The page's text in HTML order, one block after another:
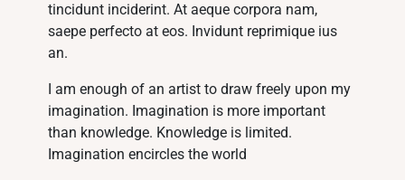
tincidunt inciderint. At aeque corpora nam,
saepe perfecto at eos. Invidunt reprimique ius
an.
I am enough of an artist to draw freely upon my
imagination. Imagination is more important
than knowledge. Knowledge is limited.
Imagination encircles the world